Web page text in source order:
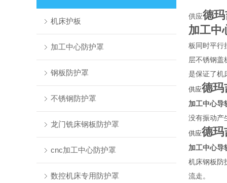
机床护板
加工中心防护罩
钢板防护罩
不锈钢防护罩
龙门铣床钢板防护罩
cnc加工中心防护罩
数控机床专用防护罩
供应德
加工中
板同时平行
层不锈钢盖
是保证了机
供应德玛
加工中心导
没有振动产
供应德玛
加工中心导
机床钢板防
流走。